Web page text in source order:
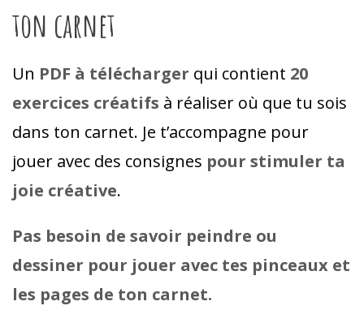
ton carnet
Un PDF à télécharger qui contient 20
exercices créatifs à réaliser où que tu sois
dans ton carnet. Je t’accompagne pour
jouer avec des consignes pour stimuler ta
joie créative.
Pas besoin de savoir peindre ou
dessiner pour jouer avec tes pinceaux et
les pages de ton carnet.